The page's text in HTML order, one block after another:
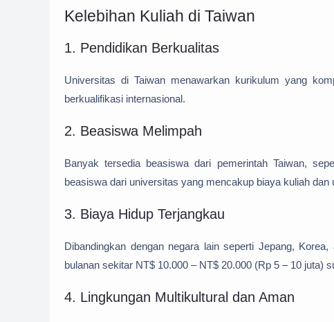
Kelebihan Kuliah di Taiwan
1. Pendidikan Berkualitas
Universitas di Taiwan menawarkan kurikulum yang
berkualifikasi internasional.
2. Beasiswa Melimpah
Banyak tersedia beasiswa dari pemerintah Taiwan,
beasiswa dari universitas yang mencakup biaya kuliah dan
3. Biaya Hidup Terjangkau
Dibandingkan dengan negara lain seperti Jepang,
bulanan sekitar NT$ 10.000 – NT$ 20.000 (Rp 5 – 10 juta)
4. Lingkungan Multikultural dan Aman